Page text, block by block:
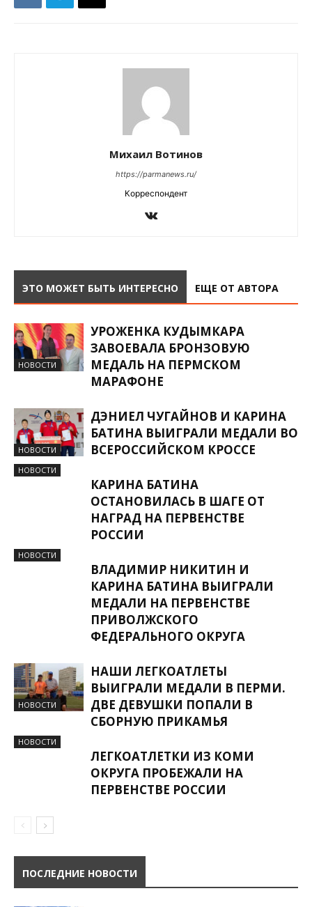
Михаил Вотинов
https://parmanews.ru/
Корреспондент
ЭТО МОЖЕТ БЫТЬ ИНТЕРЕСНО ЕЩЕ ОТ АВТОРА
НОВОСТИ
УРОЖЕНКА КУДЫМКАРА
ЗАВОЕВАЛА БРОНЗОВУЮ
МЕДАЛЬ НА ПЕРМСКОМ
МАРАФОНЕ
НОВОСТИ
ДЭНИЕЛ ЧУГАЙНОВ И КАРИНА
БАТИНА ВЫИГРАЛИ МЕДАЛИ ВО
ВСЕРОССИЙСКОМ КРОССЕ
НОВОСТИ
КАРИНА БАТИНА
ОСТАНОВИЛАСЬ В ШАГЕ ОТ
НАГРАД НА ПЕРВЕНСТВЕ
РОССИИ
НОВОСТИ
ВЛАДИМИР НИКИТИН И
КАРИНА БАТИНА ВЫИГРАЛИ
МЕДАЛИ НА ПЕРВЕНСТВЕ
ПРИВОЛЖСКОГО
ФЕДЕРАЛЬНОГО ОКРУГА
НОВОСТИ
НАШИ ЛЕГКОАТЛЕТЫ
ВЫИГРАЛИ МЕДАЛИ В ПЕРМИ.
ДВЕ ДЕВУШКИ ПОПАЛИ В
СБОРНУЮ ПРИКАМЬЯ
НОВОСТИ
ЛЕГКОАТЛЕТКИ ИЗ КОМИ
ОКРУГА ПРОБЕЖАЛИ НА
ПЕРВЕНСТВЕ РОССИИ
ПОСЛЕДНИЕ НОВОСТИ